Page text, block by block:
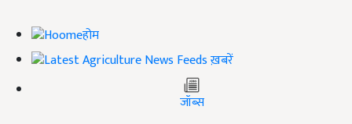
होम
ख़बरें
जॉब्स